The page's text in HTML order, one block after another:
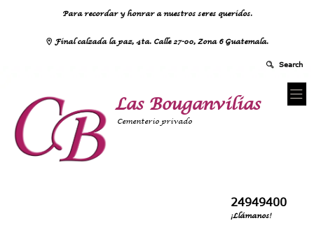
Para recordar y honrar a nuestros seres queridos.
Final calzada la paz, 4ta. Calle 27-00, Zona 6 Guatemala.
Las Bouganvilias
Cementerio privado
24949400
¡Llámanos!